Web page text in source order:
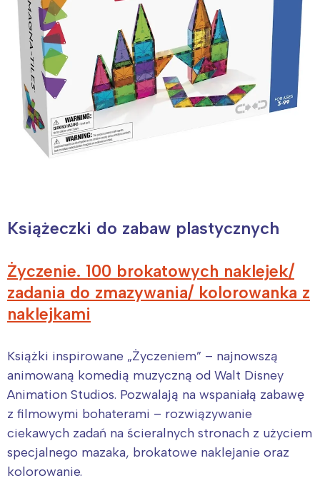
Książeczki do zabaw plastycznych
Życzenie. 100 brokatowych naklejek/
zadania do zmazywania/ kolorowanka z
naklejkami
Książki inspirowane „Życzeniem” – najnowszą
animowaną komedią muzyczną od Walt Disney
Animation Studios. Pozwalają na wspaniałą zabawę
z filmowymi bohaterami – rozwiązywanie
ciekawych zadań na ścieralnych stronach z użyciem
specjalnego mazaka, brokatowe naklejanie oraz
kolorowanie.